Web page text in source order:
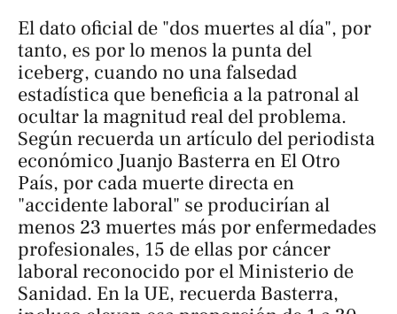
El dato oficial de "dos muertes al día", por
tanto, es por lo menos la punta del
iceberg, cuando no una falsedad
estadística que beneficia a la patronal al
ocultar la magnitud real del problema.
Según recuerda un artículo del periodista
económico Juanjo Basterra en El Otro
País, por cada muerte directa en
"accidente laboral" se producirían al
menos 23 muertes más por enfermedades
profesionales, 15 de ellas por cáncer
laboral reconocido por el Ministerio de
Sanidad. En la UE, recuerda Basterra,